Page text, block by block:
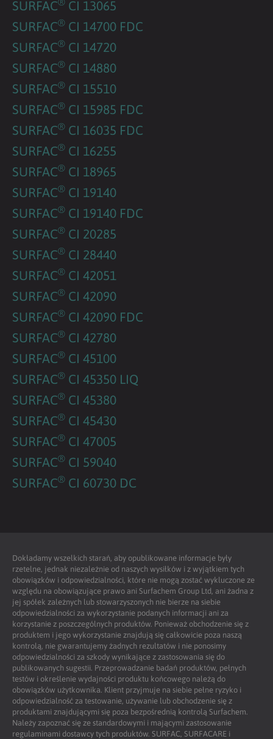
SURFAC
CI 13065
SURFAC® CI 14700 FDC
SURFAC® CI 14720
SURFAC® CI 14880
SURFAC® CI 15510
SURFAC® CI 15985 FDC
SURFAC® CI 16035 FDC
SURFAC® CI 16255
SURFAC® CI 18965
SURFAC® CI 19140
SURFAC® CI 19140 FDC
SURFAC® CI 20285
SURFAC® CI 28440
SURFAC® CI 42051
SURFAC® CI 42090
SURFAC® CI 42090 FDC
SURFAC® CI 42780
SURFAC® CI 45100
SURFAC® CI 45350 LIQ
SURFAC® CI 45380
SURFAC® CI 45430
SURFAC® CI 47005
SURFAC® CI 59040
SURFAC® CI 60730 DC
Dokładamy wszelkich starań, aby opublikowane informacje były
rzetelne, jednak niezależnie od naszych wysiłków i z wyjątkiem tych
obowiązków i odpowiedzialności, które nie mogą zostać wykluczone ze
względu na obowiązujące prawo ani Surfachem Group Ltd, ani żadna z
jej spółek zależnych lub stowarzyszonych nie bierze na siebie
odpowiedzialności za wykorzystanie podanych informacji ani za
korzystanie z poszczególnych produktów. Ponieważ obchodzenie się z
produktem i jego wykorzystanie znajdują się całkowicie poza naszą
kontrolą, nie gwarantujemy żadnych rezultatów i nie ponosimy
odpowiedzialności za szkody wynikające z zastosowania się do
publikowanych sugestii. Przeprowadzanie badań produktów, pełnych
testów i określenie wydajności produktu końcowego należą do
obowiązków użytkownika. Klient przyjmuje na siebie pełne ryzyko i
odpowiedzialność za testowanie, używanie lub obchodzenie się z
produktami znajdującymi się poza bezpośrednią kontrolą Surfachem.
Należy zapoznać się ze standardowymi i mającymi zastosowanie
regulaminami dostawcy tych produktów. SURFAC, SURFACARE i